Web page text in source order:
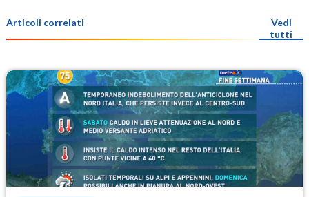
Articoli correlati
Vedi
tutti